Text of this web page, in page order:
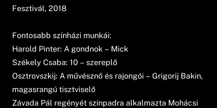
Fesztivál, 2018
Fontosabb színházi munkái:
Harold Pinter: A gondnok – Mick
Székely Csaba: 10 – szereplő
Osztrovszkij: A művésznő és rajongói – Grigorij Bakin,
magasrangú tisztviselő
Závada Pál regényét színpadra alkalmazta Mohácsi